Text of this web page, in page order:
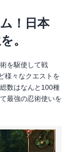
！日本
。
を駆使して戦
様々なクエストを
数はなんと100種
最強の忍術使いを